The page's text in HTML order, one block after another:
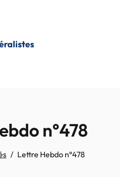
n°478
Lettre Hebdo n°478